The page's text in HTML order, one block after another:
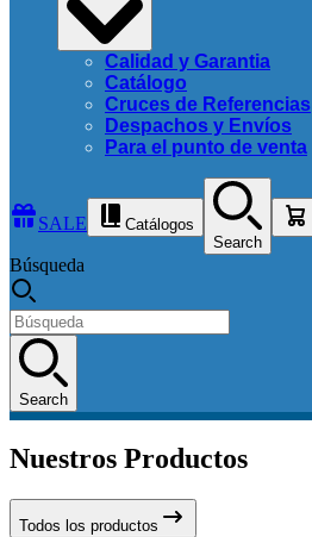
Calidad y Garantia
Catálogo
Cruces de Referencias
Despachos y Envíos
Para el punto de venta
SALE
Catálogos
Search
Búsqueda
Search
Nuestros Productos
Todos los productos